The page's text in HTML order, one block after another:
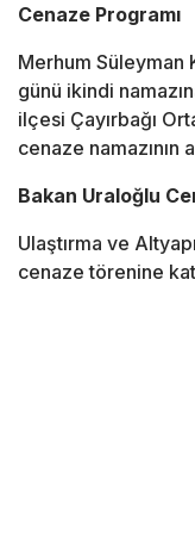
Cenaze Programı
Merhum Süleyman
günü ikindi
ilçesi Çayırbağı
cenaze namazının
Bakan Uraloğlu
Ulaştırma ve
cenaze törenine